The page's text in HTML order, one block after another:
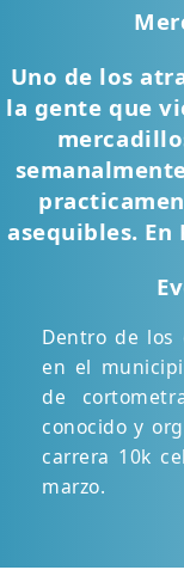
Uno de los
la gente que
asequibles.
Dentro de los
en el
de
conocido y
carrera 10k
marzo.